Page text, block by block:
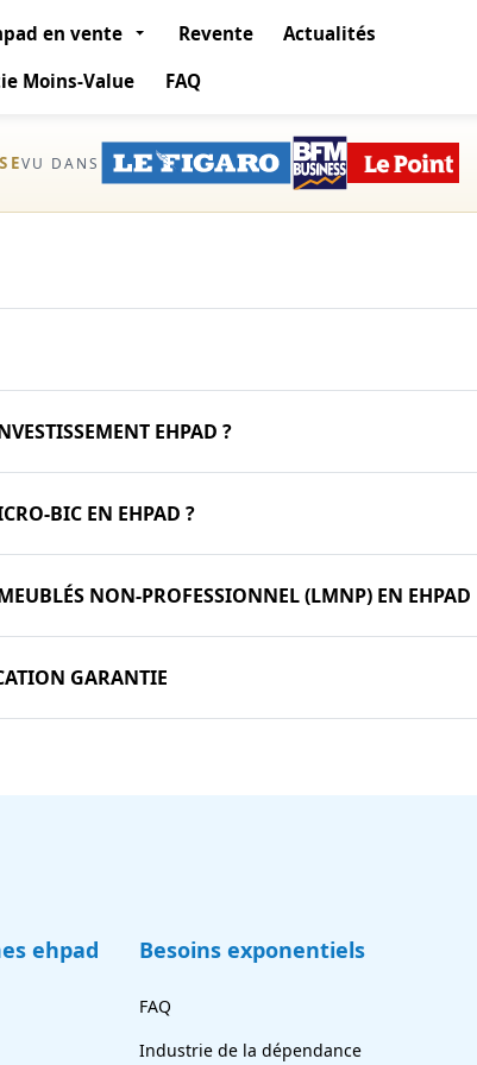
en vente Revente
Actualités
Moins-Value
FAQ
VU DANS
EHPAD ?
BIC EN EHPAD ?
NON-PROFESSIONNEL (LMNP) EN EHPAD
GARANTIE
ehpad Besoins exponentiels
FAQ
Industrie de la dépendance